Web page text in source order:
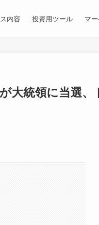
内容 投資用ツール マ
大統領に当選、